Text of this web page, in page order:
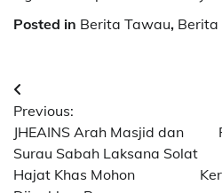
Posted in Berita Tawau, Berita
Post
navigation
Previous:
JHEAINS Arah Masjid dan
Surau Sabah Laksana Solat
Hajat Khas Mohon